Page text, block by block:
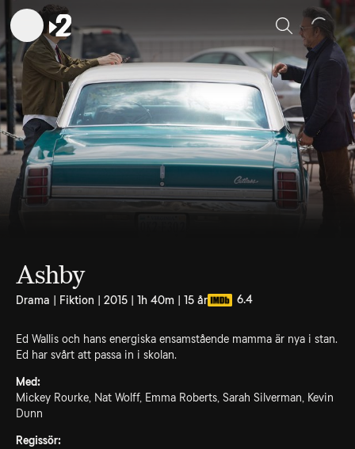
Sök
Ashby
Drama | Fiktion | 2015 | 1h 40m | 15 år 6.4
Ed Wallis och hans energiska ensamstående mamma är nya i stan.
Ed har svårt att passa in i skolan.
Med:
Mickey Rourke, Nat Wolff, Emma Roberts, Sarah Silverman, Kevin
Dunn
Regissör: